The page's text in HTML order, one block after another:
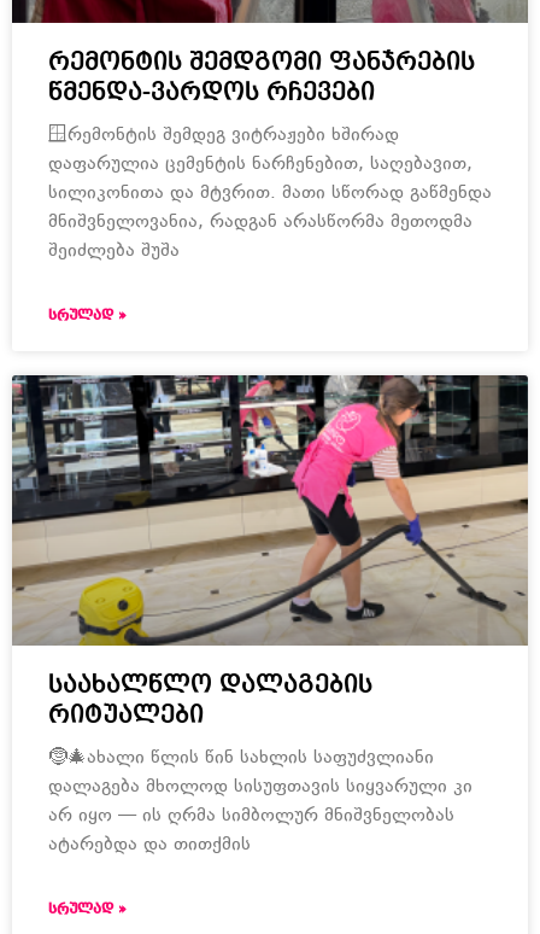
რემონტის შემდგომი ფანჯრების
წმენდა-ვარდოს რჩევები
🪟რემონტის შემდეგ ვიტრაჟები ხშირად
დაფარულია ცემენტის ნარჩენებით, საღებავით,
სილიკონითა და მტვრით. მათი სწორად გაწმენდა
მნიშვნელოვანია, რადგან არასწორმა მეთოდმა
შეიძლება შუშა
ᲡᲠᲣᲚᲐᲓ »
საახალწლო დალაგების
რიტუალები
🤶🎄ახალი წლის წინ სახლის საფუძვლიანი
დალაგება მხოლოდ სისუფთავის სიყვარული კი
არ იყო — ის ღრმა სიმბოლურ მნიშვნელობას
ატარებდა და თითქმის
ᲡᲠᲣᲚᲐᲓ »